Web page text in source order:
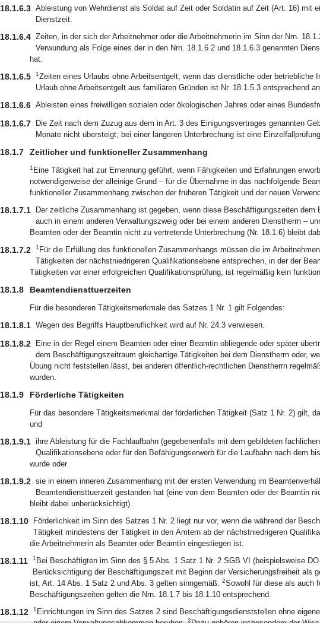
18.1.6.3 Ableistung von Wehrdienst als Soldat auf Zeit oder Soldatin auf Zeit (Art. 16) mit
Dienstzeit.
18.1.6.4 Zeiten, in der sich der Arbeitnehmer oder die Arbeitnehmerin im Sinn der Nrn.
Verwundung als Folge eines der in den Nrn. 18.1.6.2 und 18.1.6.3 genannten
hat.
18.1.6.5 1Zeiten eines Urlaubs ohne Arbeitsentgelt, wenn das dienstliche oder betriebliche
Urlaub ohne Arbeitsentgelt aus familiären Gründen ist Nr. 18.1.5.3 entsprechend
18.1.6.6 Ableisten eines freiwilligen sozialen oder ökologischen Jahres oder eines
18.1.6.7
Die Zeit nach dem Zuzug aus dem in Art. 3 des Einigungsvertrages genannten
Monate nicht übersteigt; bei einer längeren Unterbrechung ist eine
18.1.7 Zeitlicher und funktioneller Zusammenhang
1 Eine Tätigkeit hat zur Ernennung geführt, wenn Fähigkeiten und Erfahrungen
notwendigerweise der alleinige Grund – für die Übernahme in das nachfolgende
funktioneller Zusammenhang zwischen der früheren Tätigkeit und der neuen
18.1.7.1
Der zeitliche Zusammenhang ist gegeben, wenn diese Beschäftigungszeiten
auch in einem anderen Verwaltungszweig oder bei einem anderen Dienstherrn –
Beamten oder der Beamtin nicht zu vertretende Unterbrechung (Nr. 18.1.6) bleibt
18.1.7.2 1 Für die Erfüllung des funktionellen Zusammenhangs müssen die im
Tätigkeiten der nächstniedrigeren Qualifikationsebene entsprechen, in der der
Tätigkeiten vor einer erfolgreichen Qualifikationsprüfung, ist regelmäßig kein
18.1.8 Beamtendiensttuerzeiten
Für die besonderen Tätigkeitsmerkmale des Satzes 1 Nr. 1 gilt Folgendes:
18.1.8.1 Wegen des Begriffs Hauptberuflichkeit wird auf Nr. 24.3 verwiesen.
18.1.8.2
Eine in der Regel einem Beamten oder einer Beamtin obliegende oder später
dem Beschäftigungszeitraum gleichartige Tätigkeiten bei dem Dienstherrn oder,
Übung nicht feststellen lässt, bei anderen öffentlich-rechtlichen Dienstherrn
wurden.
18.1.9 Förderliche Tätigkeiten
Für das besondere Tätigkeitsmerkmal der förderlichen Tätigkeit (Satz 1 Nr. 2) gilt,
und
18.1.9.1 ihre Ableistung für die Fachlaufbahn (gegebenenfalls mit dem gebildeten
Qualifikationsebene oder für den Befähigungserwerb für die Laufbahn nach dem
wurde oder
18.1.9.2 sie in einem inneren Zusammenhang mit der ersten Verwendung im
Beamtendiensttuerzeit gestanden hat (eine von dem Beamten oder der Beamtin
bleibt dabei unberücksichtigt).
18.1.10
Förderlichkeit im Sinn des Satzes 1 Nr. 2 liegt nur vor, wenn die während der
Tätigkeit mindestens der Tätigkeit in den Ämtern ab der nächstniedrigeren
die Arbeitnehmerin als Beamter oder Beamtin eingestiegen ist.
18.1.11 1 Bei Beschäftigten im Sinn des § 5 Abs. 1 Satz 1 Nr. 2 SGB VI (beispielsweise
Berücksichtigung der Beschäftigungszeit mit Beginn der Versicherungsfreiheit als
ist; Art. 14 Abs. 1 Satz 2 und Abs. 3 gelten sinngemäß. 2Sowohl für diese als auch
Beschäftigungszeiten gelten die Nrn. 18.1.7 bis 18.1.10 entsprechend.
18.1.12 1 Einrichtungen im Sinn des Satzes 2 sind Beschäftigungsdienststellen ohne
oder einem Verwaltungsabkommen beruhen.2Dazu gehören insbesondere der